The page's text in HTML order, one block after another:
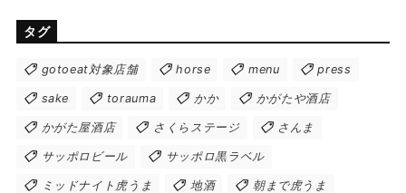
タグ
gotoeat対象店舗 horse menu press
sake torauma かか かがたや酒店
かがた屋酒店 さくらステージ さんま
サッポロビール サッポロ黒ラベル
ミッドナイト虎うま 地酒 朝まで虎うま